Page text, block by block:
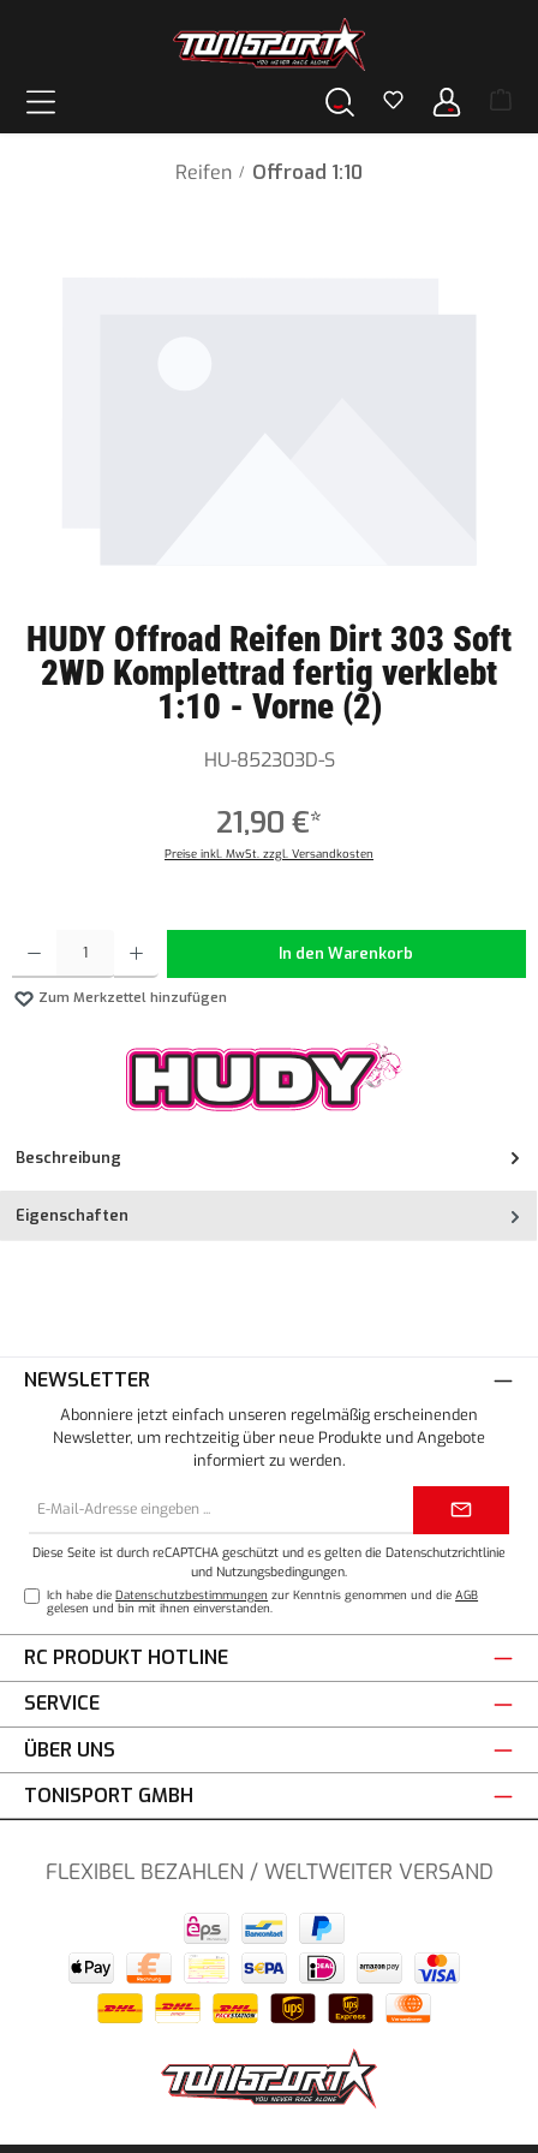
Reifen / Offroad 1:10
HUDY Offroad Reifen Dirt 303 Soft
2WD Komplettrad fertig verklebt
1:10 - Vorne (2)
HU-852303D-S
21,90 €*
Preise inkl. MwSt. zzgl. Versandkosten
In den Warenkorb
Zum Merkzettel hinzufügen
Beschreibung
Eigenschaften
NEWSLETTER
Abonniere jetzt einfach unseren regelmäßig erscheinenden
Newsletter, um rechtzeitig über neue Produkte und Angebote
informiert zu werden.
Diese Seite ist durch reCAPTCHA geschützt und es gelten die Datenschutzrichtlinie
und Nutzungsbedingungen
Ich habe dieDatenschutzbestimmungen zur Kenntnis genommen und dieAGB
gelesen und bin mit ihnen einverstanden.
RC PRODUKT HOTLINE
SERVICE
ÜBER UNS
TONISPORT GMBH
FLEXIBEL BEZAHLEN / WELTWEITER VERSAND